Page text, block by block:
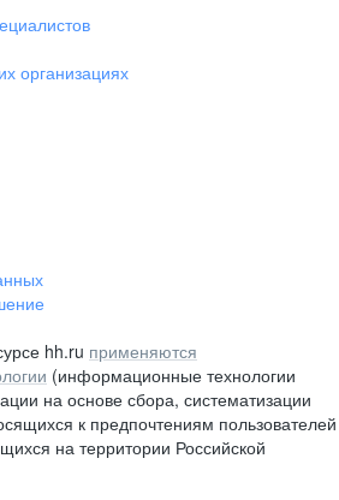
организациях
hh.ru применяются
(информационные технологии
на основе сбора, систематизации
к предпочтениям пользователей
на территории Российской